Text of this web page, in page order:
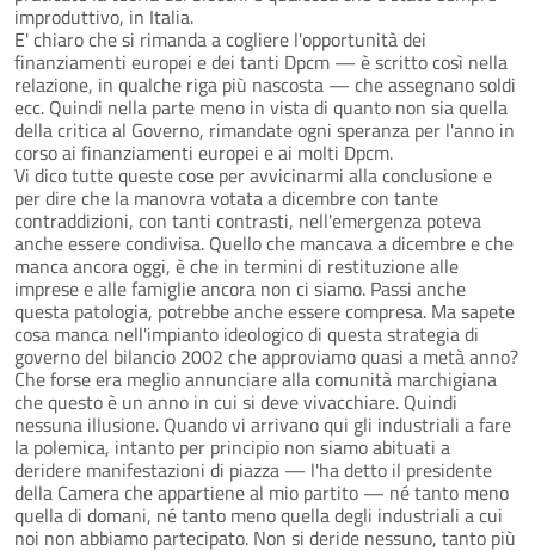
improduttivo, in Italia.
E' chiaro che si rimanda a cogliere l'opportunità dei
finanziamenti europei e dei tanti Dpcm — è scritto così nella
relazione, in qualche riga più nascosta — che assegnano soldi
ecc. Quindi nella parte meno in vista di quanto non sia quella
della critica al Governo, rimandate ogni speranza per l'anno in
corso ai finanziamenti europei e ai molti Dpcm.
Vi dico tutte queste cose per avvicinarmi alla conclusione e
per dire che la manovra votata a dicembre con tante
contraddizioni, con tanti contrasti, nell'emergenza poteva
anche essere condivisa. Quello che mancava a dicembre e che
manca ancora oggi, è che in termini di restituzione alle
imprese e alle famiglie ancora non ci siamo. Passi anche
questa patologia, potrebbe anche essere compresa. Ma sapete
cosa manca nell'impianto ideologico di questa strategia di
governo del bilancio 2002 che approviamo quasi a metà anno?
Che forse era meglio annunciare alla comunità marchigiana
che questo è un anno in cui si deve vivacchiare. Quindi
nessuna illusione. Quando vi arrivano qui gli industriali a fare
la polemica, intanto per principio non siamo abituati a
deridere manifestazioni di piazza — l'ha detto il presidente
della Camera che appartiene al mio partito — né tanto meno
quella di domani, né tanto meno quella degli industriali a cui
noi non abbiamo partecipato. Non si deride nessuno, tanto più